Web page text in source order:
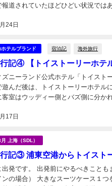
24日
報道されていたほどひどい状況では
テルブランド 宿泊記 海外旅行
行記④ 【トイストーリーホテ
17日
ーランド公式ホテル「トイストーリーホテル
遊んだ後は、トイストーリーホテル
客室はウッディー側とバズ側に分か
上海（SDL）
行記③ 浦東空港からトイスト
す。 出発前にやるべきこともまとめました。 出発前々
ンの場合） 大きなスーツケース１